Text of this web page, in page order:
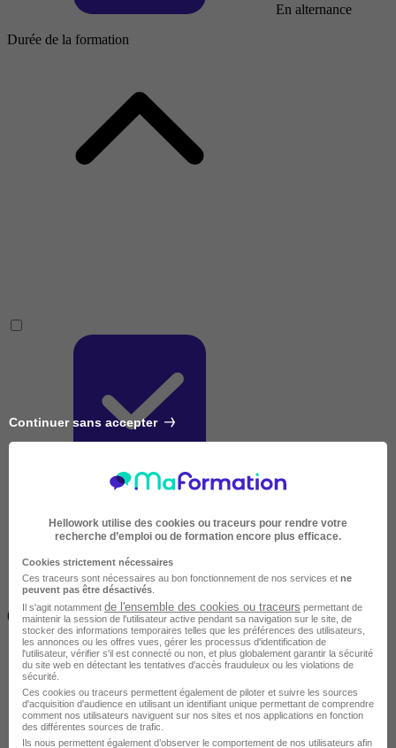
En alternance
Durée de la formation
(14h)
Continuer sans accepter
Hellowork utilise des cookies ou traceurs pour rendre votre
recherche d’emploi ou de formation encore plus efficace.
Cookies strictement nécessaires
Ces traceurs sont nécessaires au bon fonctionnement de nos services et ne
peuvent pas être désactivés
Il s'agit notamment de l'ensemble des cookies ou traceurs permettant de
maintenir la session de l'utilisateur active pendant sa navigation sur le site, de
stocker des informations temporaires telles que les préférences des utilisateurs,
les annonces ou les offres vues, gérer les processus d'identification de
l'utilisateur, vérifier s'il est connecté ou non, et plus globalement garantir la sécurité
du site web en détectant les tentatives d'accès frauduleux ou les violations de
sécurité.
Ces cookies ou traceurs permettent également de piloter et suivre les sources
d'acquisition d'audience en utilisant un identifiant unique permettant de comprendre
comment nos utilisateurs naviguent sur nos sites et nos applications en fonction
des différentes sources de trafic.
Ils nous permettent également d’observer le comportement de nos utilisateurs afin